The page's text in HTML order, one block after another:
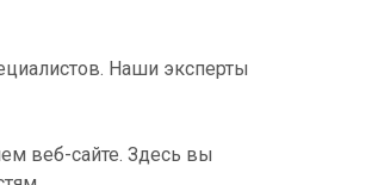
Наши эксперты
веб-сайте. Здесь вы